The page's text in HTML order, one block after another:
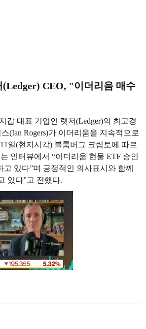
(Ledger) CEO, "이더리움 매수
갑 대표 기업인 렛저(Ledger)의 최고경
(Ian Rogers)가 이더리움을 지속적으로
일(현지시각) 블룸버그 크립토에 따르
인터뷰에서 “이더리움 현물 ETF 승인
있다”며 긍정적인 의사표시와 함께
있다”고 전했다.